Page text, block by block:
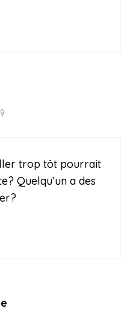
trop tôt pourrait
Quelqu’un a des